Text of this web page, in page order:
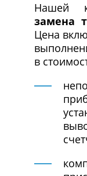
Нашей
замена
Цена
в